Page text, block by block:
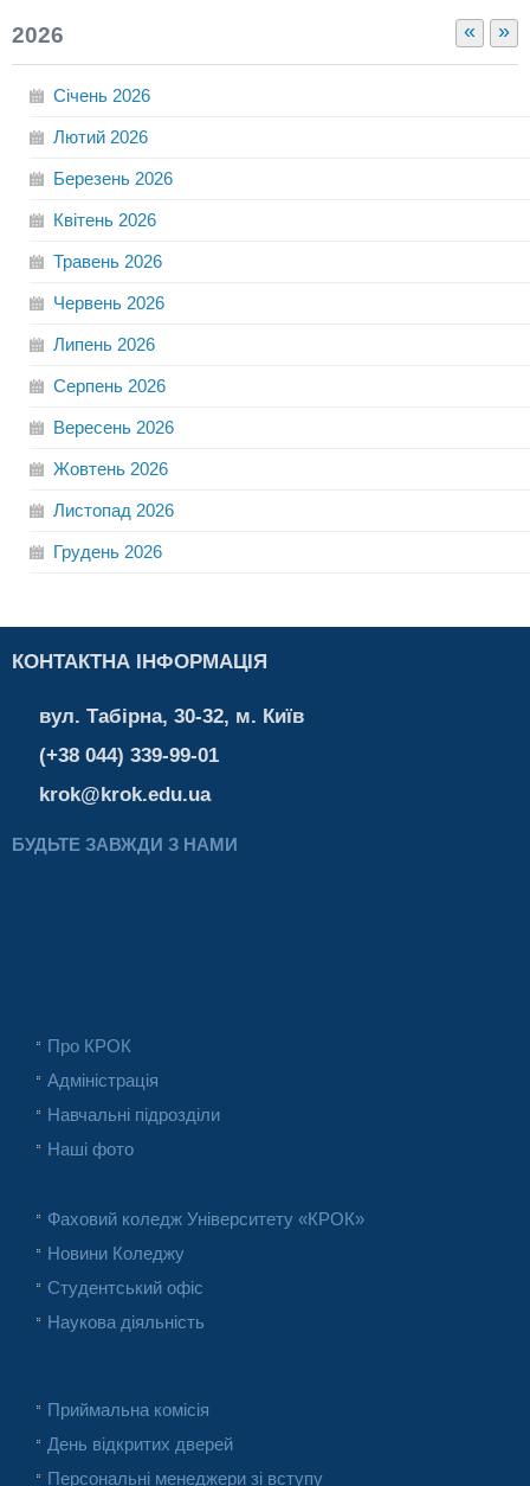
« »
2026
Січень 2026
Лютий 2026
Березень 2026
Квітень 2026
Травень 2026
Червень 2026
Липень 2026
Серпень 2026
Вересень 2026
Жовтень 2026
Листопад 2026
Грудень 2026
КОНТАКТНА ІНФОРМАЦІЯ
вул. Табірна, 30-32, м. Київ
(+38 044) 339-99-01
krok@krok.edu.ua
БУДЬТЕ ЗАВЖДИ З НАМИ
Про КРОК
Адміністрація
Навчальні підрозділи
Наші фото
Фаховий коледж Університету «КРОК»
Новини Коледжу
Студентський офіс
Наукова діяльність
Приймальна комісія
День відкритих дверей
Персональні менеджери зі вступу